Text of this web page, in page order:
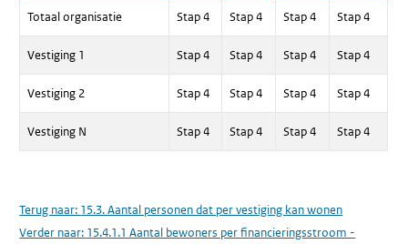
Totaal organisatie Stap 4 Stap 4 Stap 4 Stap 4
Vestiging 1 Stap 4 Stap 4 Stap 4 Stap 4
Vestiging 2 Stap 4 Stap 4 Stap 4 Stap 4
Vestiging N Stap 4 Stap 4 Stap 4 Stap 4
Terug naar: 15.3. Aantal personen dat per vestiging kan wonen
Verder naar: 15.4.1.1 Aantal bewoners per financieringsstroom -